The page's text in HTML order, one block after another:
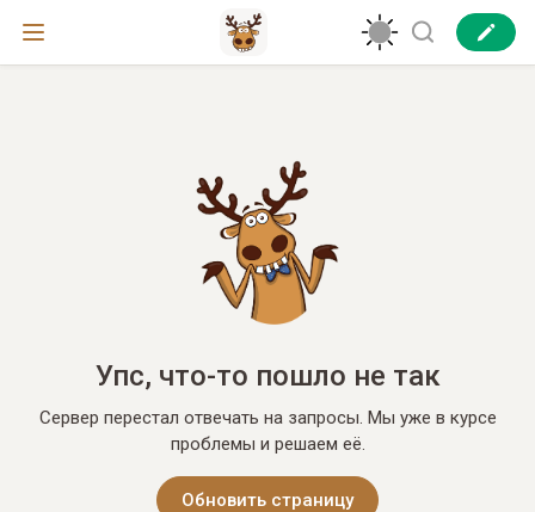
Упс, что-то пошло не так
Сервер перестал отвечать на запросы. Мы уже в курсе
проблемы и решаем её.
Обновить страницу